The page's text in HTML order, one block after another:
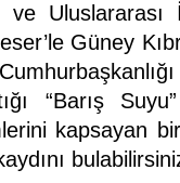
ve
Güney
“Barış
kapsayan